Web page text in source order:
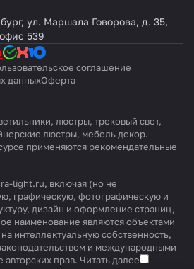
ул. Маршала Говорова, д. 35,
539
соглашение
данныхОферта
люстры, трековый свет,
люстры, мебель декор.
применяются рекомендательные
light.ru, включая (но не
графическую, фотографическую и
дизайн и оформление страниц,
наименование являются объектами
интеллектуальную собственность,
и международными
прав. Читать далее